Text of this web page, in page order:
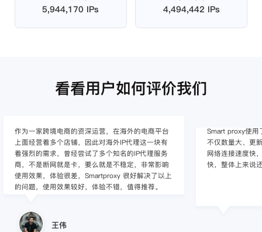
5,944,170 IPs
4,494,442 IPs
看看用户如何评价我们
作为一家跨境电商的资深运营，在海外的电商平台
上面经营着多个店铺，因此对海外IP代理这一块有
着强烈的需求，曾经尝试了多个知名的IP代理服务
商，不是断网就是卡，要么就是不稳定，非常影响
使用效果，体验很差，Smartproxy 很好解决了以上
的问题，使用效果较好，体验不错，值得推荐。
王伟
Smart proxy使用
不仅数量大、更
网络连接速度快
快，整体上来说